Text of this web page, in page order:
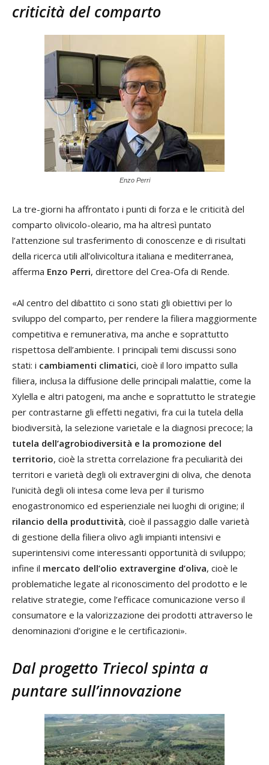
criticità del comparto
Enzo Perri
La tre-giorni ha affrontato i punti di forza e le criticità del
comparto olivicolo-oleario, ma ha altresì puntato
l’attenzione sul trasferimento di conoscenze e di risultati
della ricerca utili all’olivicoltura italiana e mediterranea,
afferma Enzo Perri, direttore del Crea-Ofa di Rende.
«Al centro del dibattito ci sono stati gli obiettivi per lo
sviluppo del comparto, per rendere la filiera maggiormente
competitiva e remunerativa, ma anche e soprattutto
rispettosa dell’ambiente. I principali temi discussi sono
stati: i cambiamenti climatici, cioè il loro impatto sulla
filiera, inclusa la diffusione delle principali malattie, come la
Xylella e altri patogeni, ma anche e soprattutto le strategie
per contrastarne gli effetti negativi, fra cui la tutela della
biodiversità, la selezione varietale e la diagnosi precoce; la
tutela dell’agrobiodiversità e la promozione del
territorio, cioè la stretta correlazione fra peculiarità dei
territori e varietà degli oli extravergini di oliva, che denota
l’unicità degli oli intesa come leva per il turismo
enogastronomico ed esperienziale nei luoghi di origine; il
rilancio della produttività, cioè il passaggio dalle varietà
di gestione della filiera olivo agli impianti intensivi e
superintensivi come interessanti opportunità di sviluppo;
infine il mercato dell’olio extravergine d’oliva, cioè le
problematiche legate al riconoscimento del prodotto e le
relative strategie, come l’efficace comunicazione verso il
consumatore e la valorizzazione dei prodotti attraverso le
denominazioni d’origine e le certificazioni».
Dal progetto Triecol spinta a
puntare sull’innovazione